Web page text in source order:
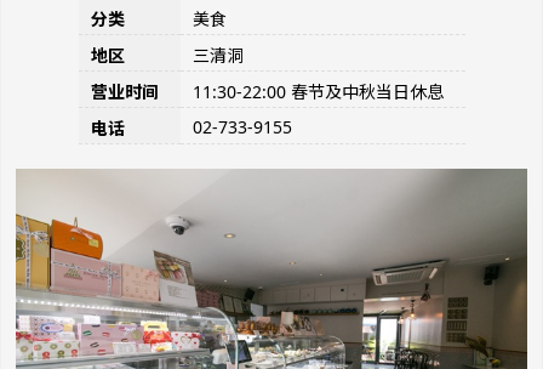
分类
美食
地区
三清洞
营业时间
11:30-22:00 春节及中秋当日休息
电话
02-733-9155